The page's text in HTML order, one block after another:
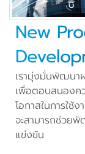
New
เรามุ่งมั่นพัฒนา
เพื่อตอบสนองค
โอกาสในการใช้
จะสามารถช่วย
แข่งขัน